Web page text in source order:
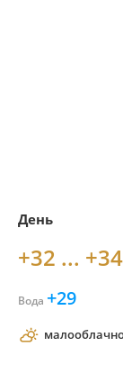
День
+32 ... +34
Вода +29